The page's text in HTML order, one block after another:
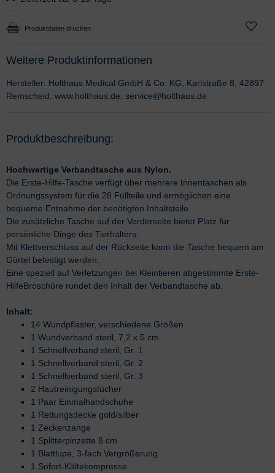
Produktdaten drucken
Weitere Produktinformationen
Hersteller: Holthaus Medical GmbH & Co. KG, Karlstraße 8, 42897
Remscheid, www.holthaus.de, service@holthaus.de
Produktbeschreibung:
Hochwertige Verbandtasche aus Nylon.
Die Erste-Hilfe-Tasche verfügt über mehrere Innentaschen als
Ordnungssystem für die 28 Füllteile und ermöglichen eine
bequeme Entnahme der benötigten Inhaltsteile.
Die zusätzliche Tasche auf der Vorderseite bietet Platz für
persönliche Dinge des Tierhalters.
Mit Klettverschluss auf der Rückseite kann die Tasche bequem am
Gürtel befestigt werden.
Eine speziell auf Verletzungen bei Kleintieren abgestimmte Erste-
HilfeBroschüre rundet den Inhalt der Verbandtasche ab.
Inhalt:
14 Wundpflaster, verschiedene Größen
1 Wundverband steril, 7,2 x 5 cm
1 Schnellverband steril, Gr. 1
1 Schnellverband steril, Gr. 2
1 Schnellverband steril, Gr. 3
2 Hautreinigungstücher
1 Paar Einmalhandschuhe
1 Rettungsdecke gold/silber
1 Zeckenzange
1 Splitterpinzette 8 cm
1 Blattlupe, 3-fach Vergrößerung
1 Sofort-Kältekompresse